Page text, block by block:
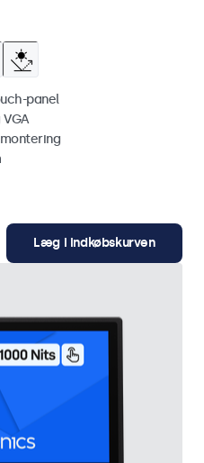
panel
VGA
Læg i indkøbskurven